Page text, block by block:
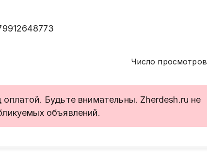
Число просмотров
Будьте внимательны. Zherdesh.ru не
объявлений.